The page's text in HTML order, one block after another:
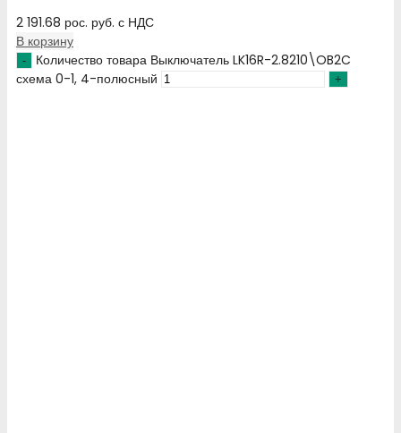
2 191.68 рос. руб. с НДС
В корзину
Количество товара Выключатель LK16R-2.8210\OB2C
схема 0-1, 4-полюсный